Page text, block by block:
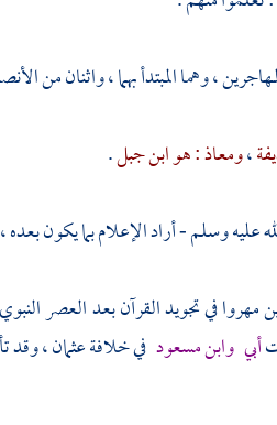
، وهما المبتدأ بهما ، واثنان من
،ومعاذ : هو ابن جبل.
عليه وسلم - أراد الإعلام بما يكون
مهروا في تجويد القرآن بعد العصر
أبي وابن مسعود في خلافةعثمان، وقد